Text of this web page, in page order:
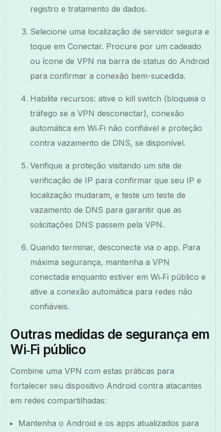
registro e tratamento de dados.
Selecione uma localização de servidor segura e
toque em Conectar. Procure por um cadeado
ou ícone de VPN na barra de status do Android
para confirmar a conexão bem-sucedida.
Habilite recursos: ative o kill switch (bloqueia o
tráfego se a VPN desconectar), conexão
automática em Wi‑Fi não confiável e proteção
contra vazamento de DNS, se disponível.
Verifique a proteção visitando um site de
verificação de IP para confirmar que seu IP e
localização mudaram, e teste um teste de
vazamento de DNS para garantir que as
solicitações DNS passem pela VPN.
Quando terminar, desconecte via o app. Para
máxima segurança, mantenha a VPN
conectada enquanto estiver em Wi‑Fi público e
ative a conexão automática para redes não
confiáveis.
Outras medidas de segurança em
Wi‑Fi público
Combine uma VPN com estas práticas para
fortalecer seu dispositivo Android contra atacantes
em redes compartilhadas:
Mantenha o Android e os apps atualizados para